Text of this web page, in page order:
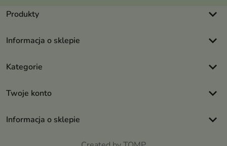
Produkty keyboard_arrow_down
Informacja o sklepie keyboard_arrow_down
Kategorie keyboard_arrow_down
Twoje konto keyboard_arrow_down
Informacja o sklepie keyboard_arrow_down